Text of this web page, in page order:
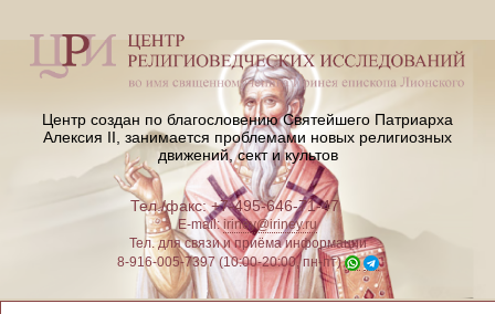
Центр создан по благословению Святейшего Патриарха
Алексия II, занимается проблемами новых религиозных
движений, сект и культов
Тел./факс: +7-495-646-71-47
E-mail:iriney@iriney.ru
Тел. для связи и приёма информации
8-916-005-7397 (10:00-20:00, пн-пт)